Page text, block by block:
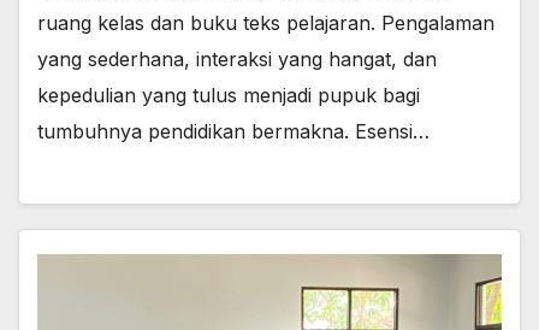
ruang kelas dan buku teks pelajaran. Pengalaman
yang sederhana, interaksi yang hangat, dan
kepedulian yang tulus menjadi pupuk bagi
tumbuhnya pendidikan bermakna. Esensi…